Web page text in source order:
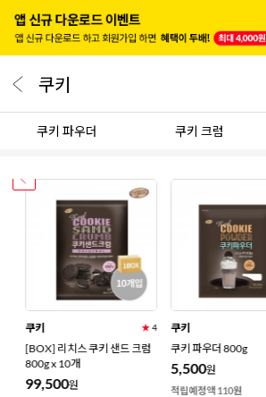
쿠키
쿠키 파우더 쿠키 크럼
쿠키 ★4
[BOX] 리치스 쿠키 샌드 크럼
800g x 10개
99,500원
쿠키
쿠키 파우더 800g
5,500원
적립예정액 110원